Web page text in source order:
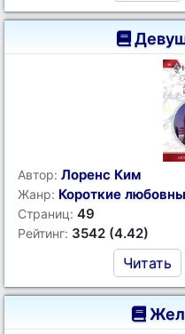
Автор: Лоренс Ким
Жанр: Короткие
Страниц: 49
Рейтинг: 3542 (4.42)
Читать